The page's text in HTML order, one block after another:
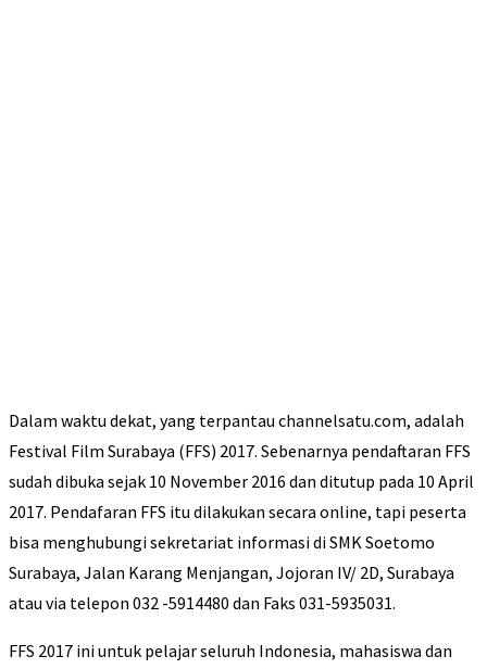
Dalam waktu dekat, yang terpantau channelsatu.com, adalah
Festival Film Surabaya (FFS) 2017. Sebenarnya pendaftaran FFS
sudah dibuka sejak 10 November 2016 dan ditutup pada 10 April
2017. Pendafaran FFS itu dilakukan secara online, tapi peserta
bisa menghubungi sekretariat informasi di SMK Soetomo
Surabaya, Jalan Karang Menjangan, Jojoran IV/ 2D, Surabaya
atau via telepon 032 -5914480 dan Faks 031-5935031.
FFS 2017 ini untuk pelajar seluruh Indonesia, mahasiswa dan